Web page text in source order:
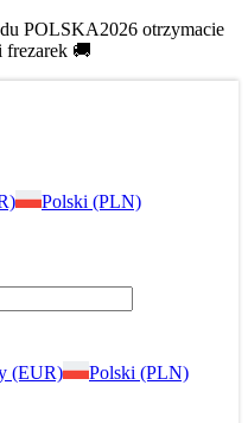
POLSKA2026 otrzymacie
frezarek 🚚
Polski (PLN)
(EUR) Polski (PLN)